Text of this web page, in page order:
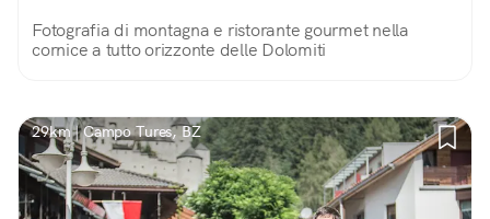
Fotografia di montagna e ristorante gourmet nella
cornice a tutto orizzonte delle Dolomiti
29km | Campo Tures, BZ